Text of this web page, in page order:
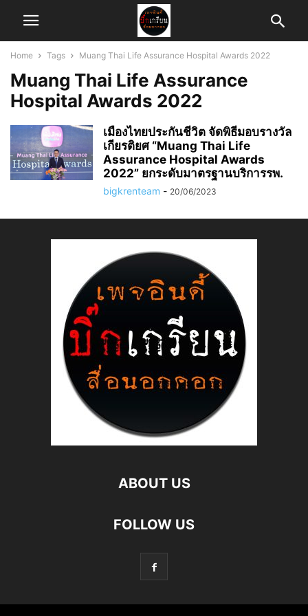
Home Tags Muang Thai Life Assurance Hospital Awards 2022
Muang Thai Life Assurance
Hospital Awards 2022
เมืองไทยประกันชีวิต จัดพิธีมอบรางวัล
เกียรติยศ “Muang Thai Life
Assurance Hospital Awards
2022” ยกระดับมาตรฐานบริการรพ.
bigkrenteam - 20/06/2023
ABOUT US
FOLLOW US